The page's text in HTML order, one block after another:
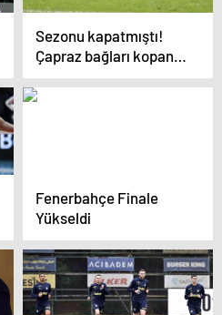
Sezonu kapatmıştı!
Çapraz bağları kopan
Oosterwolde’den haber
var
Fenerbahçe Finale
Yükseldi